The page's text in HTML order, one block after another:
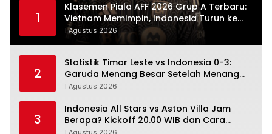
1
Klasemen Piala AFF 2026 Grup A Terbaru:
Vietnam Memimpin, Indonesia Turun ke
Posisi Tiga
1 Agustus 2026
2
Statistik Timor Leste vs Indonesia 0-3:
Garuda Menang Besar Setelah Menang
Angka Lebih Dulu
1 Agustus 2026
3
Indonesia All Stars vs Aston Villa Jam
Berapa? Kickoff 20.00 WIB dan Cara